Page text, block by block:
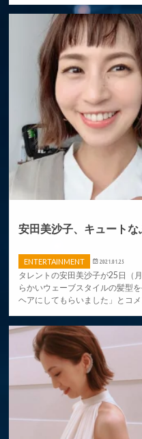
安田美沙子、キュートな
ENTERTAINMENT 2021.01.25
タレントの安田美沙子が25日（
らかいウェーブスタイルの髪型
ヘアにしてもらいました」とコ